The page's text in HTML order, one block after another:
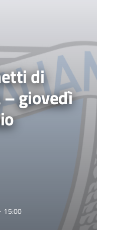
di
– giovedì
15:00